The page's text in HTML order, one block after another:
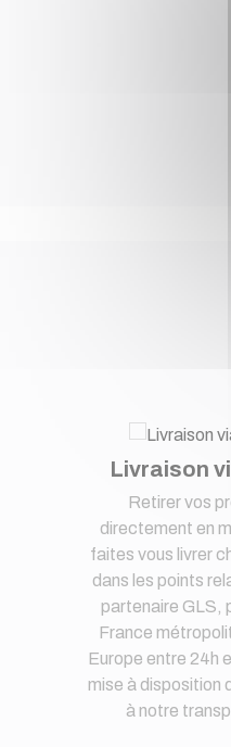
Livraison
Retirer vos
directement en
faites vous livrer
dans les points
partenaire GLS,
France
Europe entre 24h
mise à disposition
à notre